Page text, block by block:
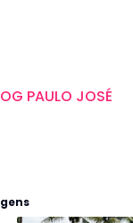
PAULO JOSÉ